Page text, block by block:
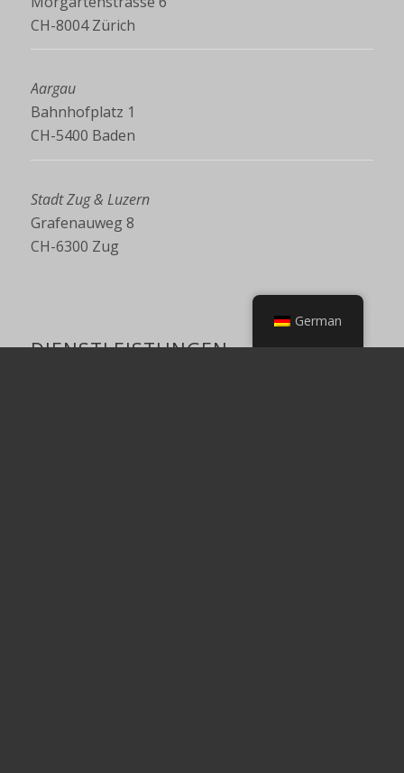
CH-8004 Zürich
Aargau
Bahnhofplatz 1
CH-5400 Baden
Stadt Zug & Luzern
Grafenauweg 8
CH-6300 Zug
DIENSTLEISTUNGEN
German